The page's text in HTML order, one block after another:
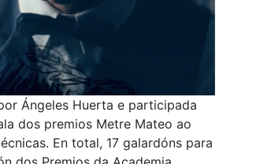
Ángeles Huerta e participada
dos premios Metre Mateo ao
En total, 17 galardóns para